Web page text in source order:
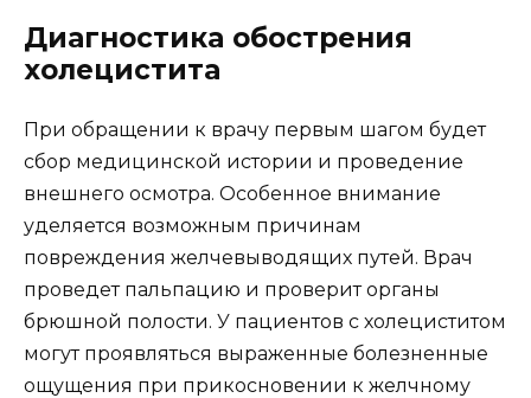
Диагностика обострения
холецистита
При обращении к врачу первым шагом будет
сбор медицинской истории и проведение
внешнего осмотра. Особенное внимание
уделяется возможным причинам
повреждения желчевыводящих путей. Врач
проведет пальпацию и проверит органы
брюшной полости. У пациентов с холециститом
могут проявляться выраженные болезненные
ощущения при прикосновении к желчному